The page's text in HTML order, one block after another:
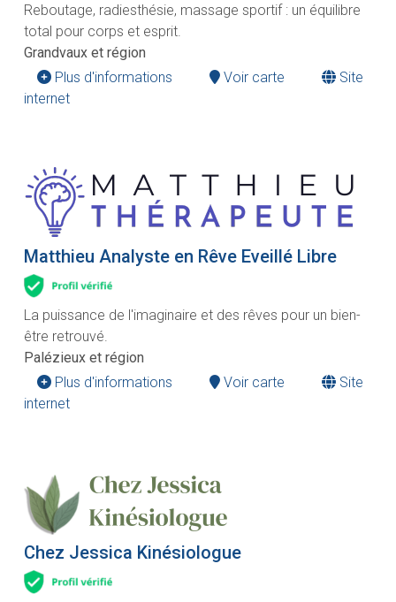
Reboutage, radiesthésie, massage sportif : un équilibre
total pour corps et esprit.
Grandvaux et région
Plus d'informations
Voir carte
Site
internet
Matthieu Analyste en Rêve Eveillé Libre
La puissance de l'imaginaire et des rêves pour un bien-
être retrouvé.
Palézieux et région
Plus d'informations
Voir carte
Site
internet
Chez Jessica Kinésiologue